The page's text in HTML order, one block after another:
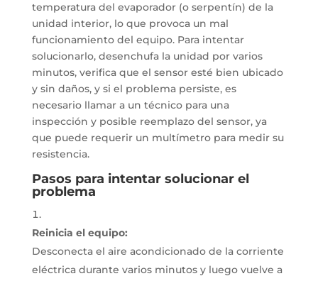
temperatura del evaporador (o serpentín) de la
unidad interior, lo que provoca un mal
funcionamiento del equipo. Para intentar
solucionarlo, desenchufa la unidad por varios
minutos, verifica que el sensor esté bien ubicado
y sin daños, y si el problema persiste, es
necesario llamar a un técnico para una
inspección y posible reemplazo del sensor, ya
que puede requerir un multímetro para medir su
resistencia.
Pasos para intentar solucionar el
problema
Reinicia el equipo:
Desconecta el aire acondicionado de la corriente
eléctrica durante varios minutos y luego vuelve a